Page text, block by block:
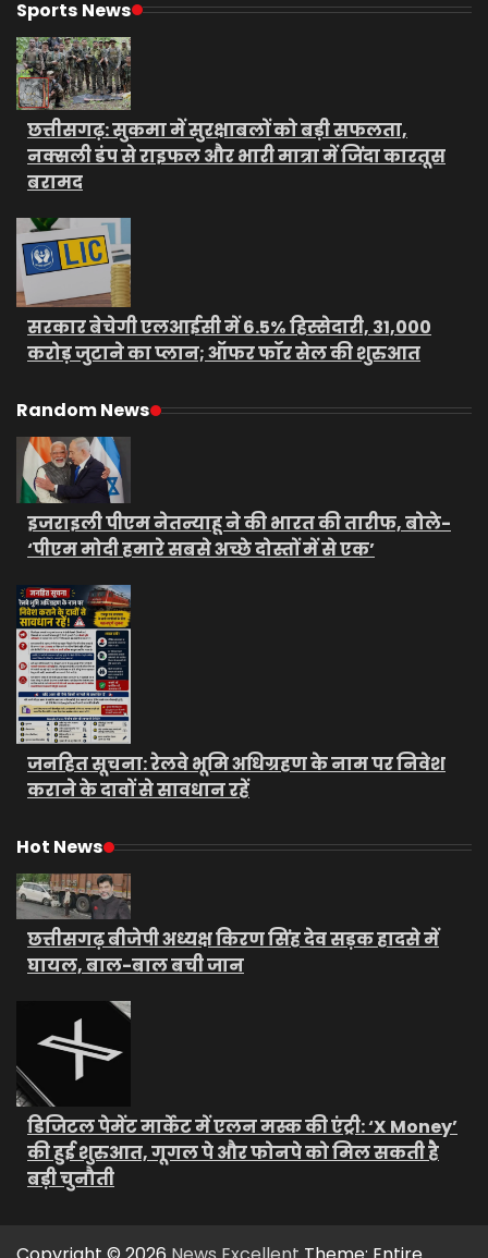
Sports News
छत्तीसगढ़: सुकमा में सुरक्षाबलों को बड़ी सफलता,
नक्सली डंप से राइफल और भारी मात्रा में जिंदा कारतूस
बरामद
सरकार बेचेगी एलआईसी में 6.5% हिस्सेदारी, 31,000
करोड़ जुटाने का प्लान; ऑफर फॉर सेल की शुरुआत
Random News
इजराइली पीएम नेतन्याहू ने की भारत की तारीफ, बोले-
‘पीएम मोदी हमारे सबसे अच्छे दोस्तों में से एक’
जनहित सूचना: रेलवे भूमि अधिग्रहण के नाम पर निवेश
कराने के दावों से सावधान रहें
Hot News
छत्तीसगढ़ बीजेपी अध्यक्ष किरण सिंह देव सड़क हादसे में
घायल, बाल-बाल बची जान
डिजिटल पेमेंट मार्केट में एलन मस्क की एंट्री: ‘X Money’
की हुई शुरुआत, गूगल पे और फोनपे को मिल सकती है
बड़ी चुनौती